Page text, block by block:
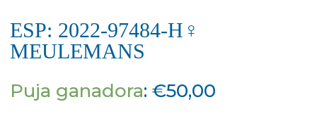
ESP: 2022-97484-H♀
MEULEMANS
Puja ganadora: €50,00